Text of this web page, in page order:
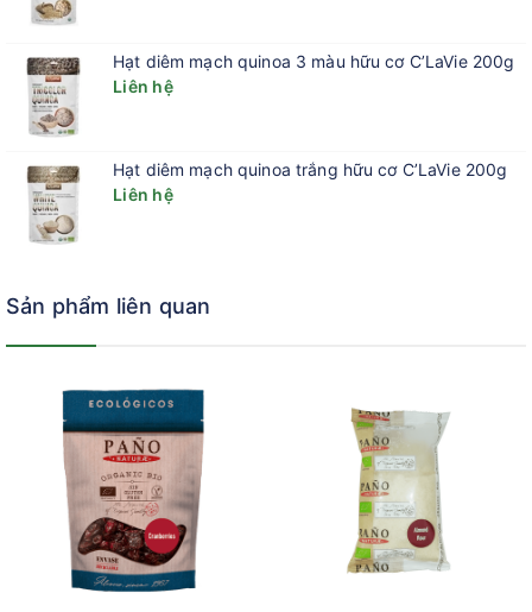
Hạt diêm mạch quinoa 3 màu hữu cơ C’LaVie 200g
Liên hệ
Hạt diêm mạch quinoa trắng hữu cơ C’LaVie 200g
Liên hệ
Sản phẩm liên quan